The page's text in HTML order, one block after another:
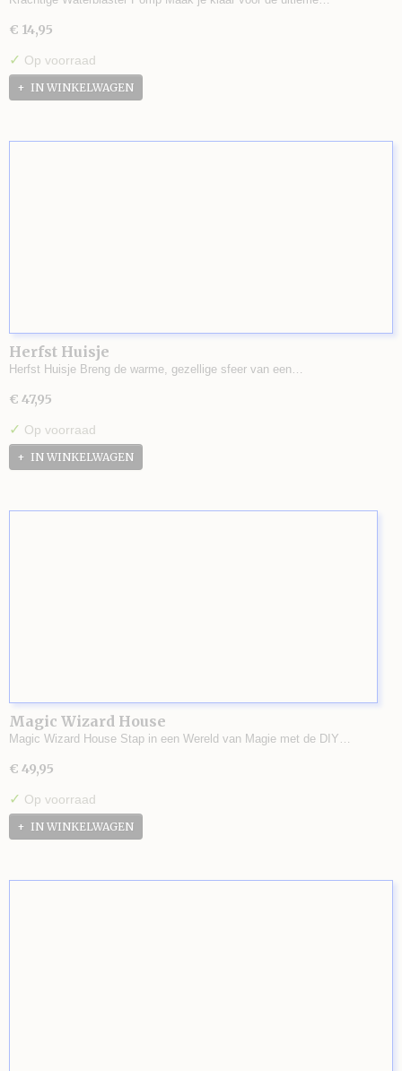
€ 14,95
✓ Op voorraad
IN WINKELWAGEN
Herfst Huisje
Herfst Huisje Breng de warme, gezellige sfeer van een…
€ 47,95
✓ Op voorraad
IN WINKELWAGEN
Magic Wizard House
Magic Wizard House Stap in een Wereld van Magie met de DIY…
€ 49,95
✓ Op voorraad
IN WINKELWAGEN